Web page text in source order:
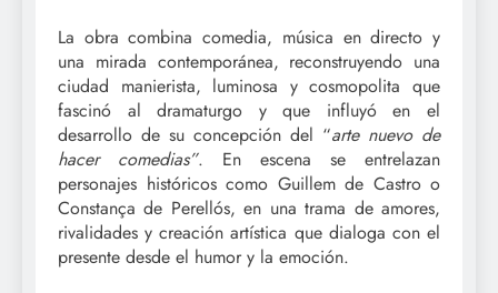
La obra combina comedia, música en directo y
una mirada contemporánea, reconstruyendo una
ciudad manierista, luminosa y cosmopolita que
fascinó al dramaturgo y que influyó en el
desarrollo de su concepción del “arte nuevo de
hacer comedias”. En escena se entrelazan
personajes históricos como Guillem de Castro o
Constança de Perellós, en una trama de amores,
rivalidades y creación artística que dialoga con el
presente desde el humor y la emoción.